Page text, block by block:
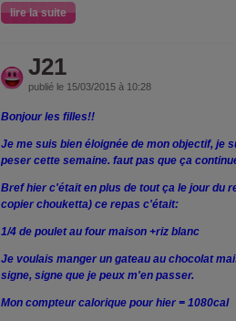
lire la suite
J21
publié le 15/03/2015 à 10:28
Bonjour les filles!!
Je me suis bien éloignée de mon objectif, je
peser cette semaine. faut pas que ça
Bref hier c'était en plus de tout ça le jour du
copier chouketta) ce repas c'était:
1/4 de poulet au four maison +riz blanc
Je voulais manger un gateau au chocolat
signe, signe que je peux m'en passer.
Mon compteur calorique pour hier = 1080cal